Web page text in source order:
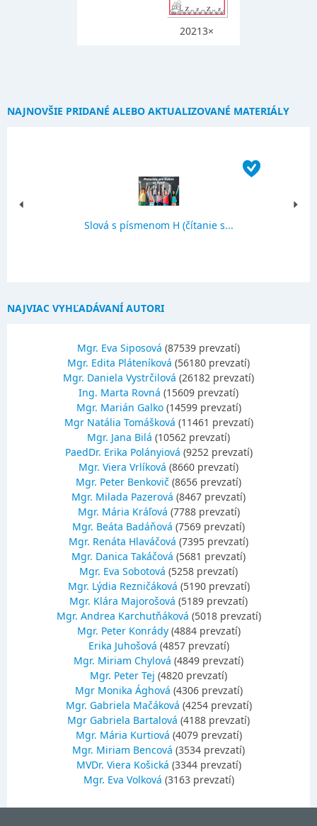
20213×
NAJNOVŠIE PRIDANÉ ALEBO AKTUALIZOVANÉ MATERIÁLY
Slová s písmenom H (čítanie s...
NAJVIAC VYHĽADÁVANÍ AUTORI
Mgr. Eva Siposová (87539 prevzatí)
Mgr. Edita Pláteníková (56180 prevzatí)
Mgr. Daniela Vystrčilová (26182 prevzatí)
Ing. Marta Rovná (15609 prevzatí)
Mgr. Marián Galko(14599 prevzatí)
Mgr Natália Tomášková (11461 prevzatí)
Mgr. Jana Bilá (10562 prevzatí)
PaedDr. Erika Polányiová (9252 prevzatí)
Mgr. Viera Vrlíková (8660 prevzatí)
Mgr. Peter Benkovič (8656 prevzatí)
Mgr. Milada Pazerová (8467 prevzatí)
Mgr. Mária Kráľová (7788 prevzatí)
Mgr. Beáta Badáňová (7569 prevzatí)
Mgr. Renáta Hlaváčová (7395 prevzatí)
Mgr. Danica Takáčová (5681 prevzatí)
Mgr. Eva Sobotová (5258 prevzatí)
Mgr. Lýdia Rezničáková (5190 prevzatí)
Mgr. Klára Majorošová (5189 prevzatí)
Mgr. Andrea Karchutňáková (5018 prevzatí)
Mgr. Peter Konrády(4884 prevzatí)
Erika Juhošová (4857 prevzatí)
Mgr. Miriam Chylová (4849 prevzatí)
Mgr. Peter Tej (4820 prevzatí)
Mgr Monika Ághová (4306 prevzatí)
Mgr. Gabriela Mačáková (4254 prevzatí)
Mgr Gabriela Bartalová (4188 prevzatí)
Mgr. Mária Kurtiová (4079 prevzatí)
Mgr. Miriam Bencová (3534 prevzatí)
MVDr. Viera Košická (3344 prevzatí)
Mgr. Eva Volková (3163 prevzatí)